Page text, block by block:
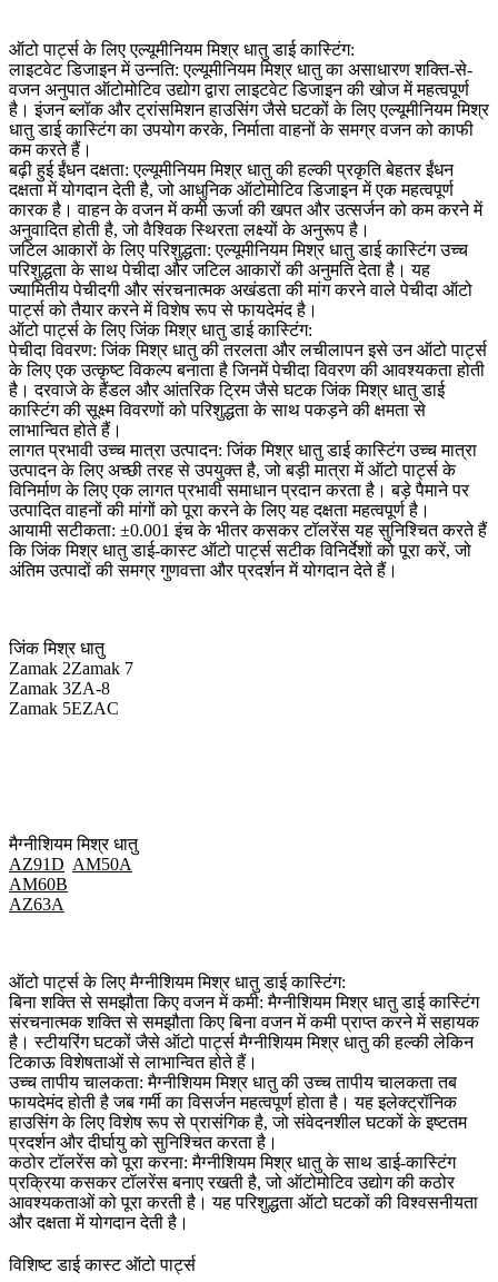
ऑटो पार्ट्स के लिए एल्यूमीनियम मिश्र धातु डाई कास्टिंग:
लाइटवेट डिजाइन में उन्नति: एल्यूमीनियम मिश्र धातु का असाधारण शक्ति-से-
वजन अनुपात ऑटोमोटिव उद्योग द्वारा लाइटवेट डिजाइन की खोज में महत्वपूर्ण
है। इंजन ब्लॉक और ट्रांसमिशन हाउसिंग जैसे घटकों के लिए एल्यूमीनियम मिश्र
धातु डाई कास्टिंग का उपयोग करके, निर्माता वाहनों के समग्र वजन को काफी
कम करते हैं।
बढ़ी हुई ईंधन दक्षता: एल्यूमीनियम मिश्र धातु की हल्की प्रकृति बेहतर ईंधन
दक्षता में योगदान देती है, जो आधुनिक ऑटोमोटिव डिजाइन में एक महत्वपूर्ण
कारक है। वाहन के वजन में कमी ऊर्जा की खपत और उत्सर्जन को कम करने में
अनुवादित होती है, जो वैश्विक स्थिरता लक्ष्यों के अनुरूप है।
जटिल आकारों के लिए परिशुद्धता: एल्यूमीनियम मिश्र धातु डाई कास्टिंग उच्च
परिशुद्धता के साथ पेचीदा और जटिल आकारों की अनुमति देता है। यह
ज्यामितीय पेचीदगी और संरचनात्मक अखंडता की मांग करने वाले पेचीदा ऑटो
पार्ट्स को तैयार करने में विशेष रूप से फायदेमंद है।
ऑटो पार्ट्स के लिए जिंक मिश्र धातु डाई कास्टिंग:
पेचीदा विवरण: जिंक मिश्र धातु की तरलता और लचीलापन इसे उन ऑटो पार्ट्स
के लिए एक उत्कृष्ट विकल्प बनाता है जिनमें पेचीदा विवरण की आवश्यकता होती
है। दरवाजे के हैंडल और आंतरिक ट्रिम जैसे घटक जिंक मिश्र धातु डाई
कास्टिंग की सूक्ष्म विवरणों को परिशुद्धता के साथ पकड़ने की क्षमता से
लाभान्वित होते हैं।
लागत प्रभावी उच्च मात्रा उत्पादन: जिंक मिश्र धातु डाई कास्टिंग उच्च मात्रा
उत्पादन के लिए अच्छी तरह से उपयुक्त है, जो बड़ी मात्रा में ऑटो पार्ट्स के
विनिर्माण के लिए एक लागत प्रभावी समाधान प्रदान करता है। बड़े पैमाने पर
उत्पादित वाहनों की मांगों को पूरा करने के लिए यह दक्षता महत्वपूर्ण है।
आयामी सटीकता: ±0.001 इंच के भीतर कसकर टॉलरेंस यह सुनिश्चित करते हैं
कि जिंक मिश्र धातु डाई-कास्ट ऑटो पार्ट्स सटीक विनिर्देशों को पूरा करें, जो
अंतिम उत्पादों की समग्र गुणवत्ता और प्रदर्शन में योगदान देते हैं।
जिंक मिश्र धातु
Zamak 2Zamak 7
Zamak 3ZA-8
Zamak 5EZAC
मैग्नीशियम मिश्र धातु
AZ91D AM50A
AM60B
AZ63A
ऑटो पार्ट्स के लिए मैग्नीशियम मिश्र धातु डाई कास्टिंग:
बिना शक्ति से समझौता किए वजन में कमी: मैग्नीशियम मिश्र धातु डाई कास्टिंग
संरचनात्मक शक्ति से समझौता किए बिना वजन में कमी प्राप्त करने में सहायक
है। स्टीयरिंग घटकों जैसे ऑटो पार्ट्स मैग्नीशियम मिश्र धातु की हल्की लेकिन
टिकाऊ विशेषताओं से लाभान्वित होते हैं।
उच्च तापीय चालकता: मैग्नीशियम मिश्र धातु की उच्च तापीय चालकता तब
फायदेमंद होती है जब गर्मी का विसर्जन महत्वपूर्ण होता है। यह इलेक्ट्रॉनिक
हाउसिंग के लिए विशेष रूप से प्रासंगिक है, जो संवेदनशील घटकों के इष्टतम
प्रदर्शन और दीर्घायु को सुनिश्चित करता है।
कठोर टॉलरेंस को पूरा करना: मैग्नीशियम मिश्र धातु के साथ डाई-कास्टिंग
प्रक्रिया कसकर टॉलरेंस बनाए रखती है, जो ऑटोमोटिव उद्योग की कठोर
आवश्यकताओं को पूरा करती है। यह परिशुद्धता ऑटो घटकों की विश्वसनीयता
और दक्षता में योगदान देती है।
विशिष्ट डाई कास्ट ऑटो पार्ट्स